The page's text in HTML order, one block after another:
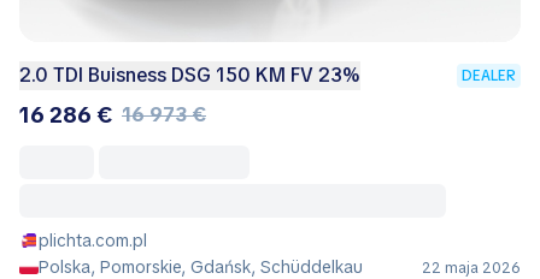
2.0 TDI Buisness DSG 150 KM FV 23% DEALER
16 286 € 16 973 €
plichta.com.pl
Polska, Pomorskie, Gdańsk, Schüddelkau
22 maja 2026